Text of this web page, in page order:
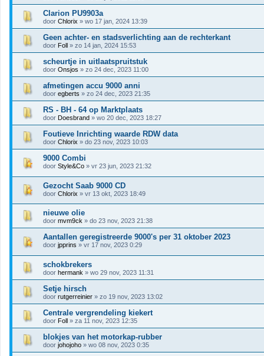
Clarion PU9903a
door Chlorix » wo 17 jan, 2024 13:39
Geen achter- en stadsverlichting aan de rechterkant
door Foll » zo 14 jan, 2024 15:53
scheurtje in uitlaatspruitstuk
door Onsjos » zo 24 dec, 2023 11:00
afmetingen accu 9000 anni
door egberts » zo 24 dec, 2023 21:35
RS - BH - 64 op Marktplaats
door Doesbrand » wo 20 dec, 2023 18:27
Foutieve Inrichting waarde RDW data
door Chlorix » do 23 nov, 2023 10:03
9000 Combi
door Style&Co » vr 23 jun, 2023 21:32
Gezocht Saab 9000 CD
door Chlorix » vr 13 okt, 2023 18:49
nieuwe olie
door mvm9ck » do 23 nov, 2023 21:38
Aantallen geregistreerde 9000's per 31 oktober 2023
door jpprins » vr 17 nov, 2023 0:29
schokbrekers
door hermank » wo 29 nov, 2023 11:31
Setje hirsch
door rutgerreinier » zo 19 nov, 2023 13:02
Centrale vergrendeling kiekert
door Foll » za 11 nov, 2023 12:35
blokjes van het motorkap-rubber
door johojoho » wo 08 nov, 2023 0:35